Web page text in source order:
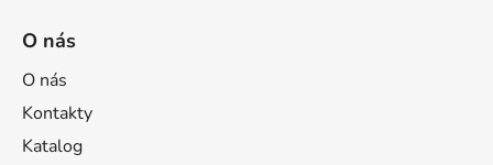
O nás
O nás
Kontakty
Katalog